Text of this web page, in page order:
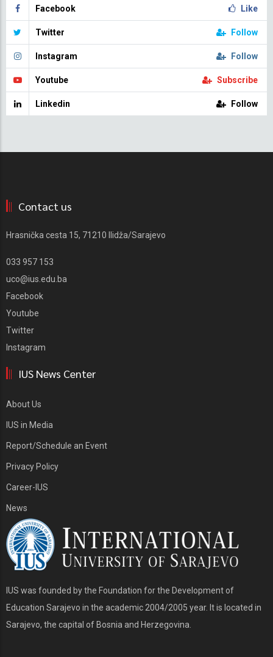
Facebook Like
Twitter Follow
Instagram Follow
Youtube Subscribe
Linkedin Follow
Contact us
Hrasnička cesta 15, 71210 Ilidža/Sarajevo
033 957 153
uco@ius.edu.ba
Facebook
Youtube
Twitter
Instagram
IUS News Center
About Us
IUS in Media
Report/Schedule an Event
Privacy Policy
Career-IUS
News
IUS was founded by the Foundation for the Development of
Education Sarajevo in the academic 2004/2005 year. It is located in
Sarajevo, the capital of Bosnia and Herzegovina.